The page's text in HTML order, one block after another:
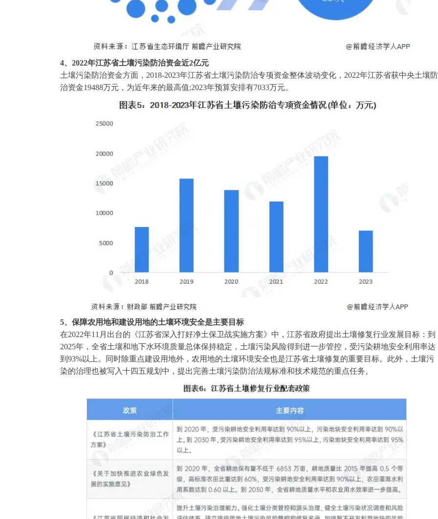
4、2022年江苏省土壤污染防治资金近2亿元
土壤污染防治资金方面，2018-2023年江苏省土壤污染防治专项资金整体波动变化，2022年江苏省获中央土壤防
治资金19488万元，为近年来的最高值;2023年预算安排有7033万元。
5、保障农用地和建设用地的土壤环境安全是主要目标
在2022年11月出台的《江苏省深入打好净土保卫战实施方案》中，江苏省政府提出土壤修复行业发展目标：到
2025年，全省土壤和地下水环境质量总体保持稳定，土壤污染风险得到进一步管控，受污染耕地安全利用率达
到93%以上。同时除重点建设用地外，农用地的土壤环境安全也是江苏省土壤修复的重要目标。此外，土壤污
染的治理也被写入十四五规划中，提出完善土壤污染防治法规标准和技术规范的重点任务。